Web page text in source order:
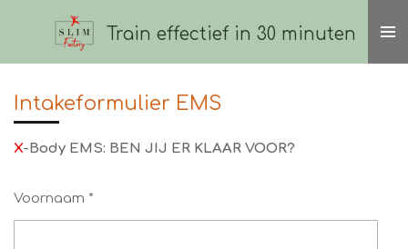
naar
hoofdinhoud
Train effectief in 30 minuten
Intakeformulier EMS
X-Body EMS: BEN JIJ ER KLAAR VOOR?
Voornaam *